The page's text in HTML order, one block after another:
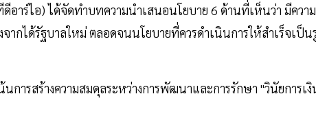
าร์ไอ) ได้จัดทำบทความนำเสนอนโยบาย 6 ด้านที่เห็นว่า มีความ
ากได้รัฐบาลใหม่ ตลอดจนนโยบายที่ควรดำเนินการให้สำเร็จเป็
ารสร้างความสมดุลระหว่างการพัฒนาและการรักษา "วินัยการเ